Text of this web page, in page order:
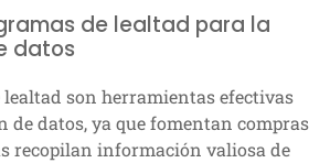
de lealtad para la
datos
lealtad son herramientas efectivas
de datos, ya que fomentan compras
recopilan información valiosa de